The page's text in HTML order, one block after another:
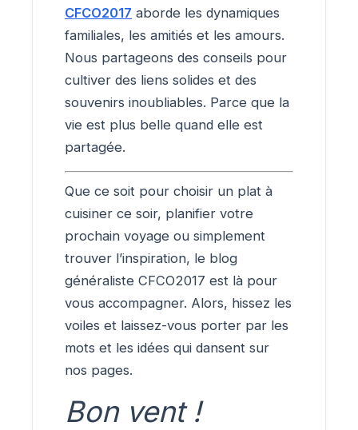
CFCO2017 aborde les dynamiques
familiales, les amitiés et les amours.
Nous partageons des conseils pour
cultiver des liens solides et des
souvenirs inoubliables. Parce que la
vie est plus belle quand elle est
partagée.
Que ce soit pour choisir un plat à
cuisiner ce soir, planifier votre
prochain voyage ou simplement
trouver l’inspiration, le blog
généraliste CFCO2017 est là pour
vous accompagner. Alors, hissez les
voiles et laissez-vous porter par les
mots et les idées qui dansent sur
nos pages.
Bon vent !